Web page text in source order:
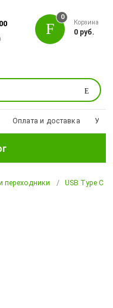
Поиск
0
Корзина
0 руб.
Оплата и доставка
переходники USB Type С